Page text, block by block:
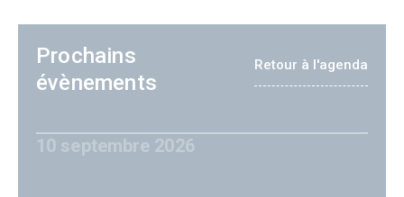
Prochains
évènements
Retour à l'agenda
10 septembre 2026